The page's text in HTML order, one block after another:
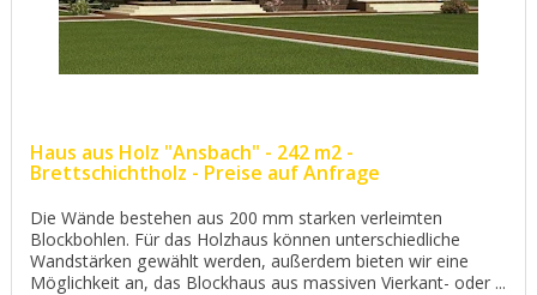
Haus aus Holz "Ansbach" - 242 m2 -
Brettschichtholz - Preise auf Anfrage
Die Wände bestehen aus 200 mm starken verleimten
Blockbohlen. Für das Holzhaus können unterschiedliche
Wandstärken gewählt werden, außerdem bieten wir eine
Möglichkeit an, das Blockhaus aus massiven Vierkant- oder ...